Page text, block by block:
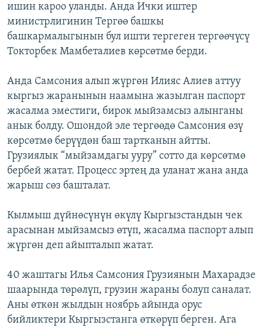
ЭЖЕ-СИҢДИЛЕР
АЗАТТЫК+
ОНЛАЙН ШЕРИНЕ
ЭЕ/АРнун бардык сайттары
ишин кароо уланды. Анда Ички иштер
министрлигинин Тергөө башкы
башкармалыгынын бул ишти тергеген тергөөчүсү
Токторбек Мамбеталиев көрсөтмө берди.
Анда Самсония алып жүргөн Илияс Алиев аттуу
кыргыз жаранынын наамына жазылган паспорт
жасалма эместиги, бирок мыйзамсыз алынганы
анык болду. Ошондой эле тергөөдө Самсония өзү
көрсөтмө берүүдөн баш тартканын айтты.
Грузиялык “мыйзамдагы ууру” сотто да көрсөтмө
бербей жатат. Процесс эртең да уланат жана анда
жарыш сөз башталат.
Кылмыш дүйнөсүнүн өкүлү Кыргызстандын чек
арасынан мыйзамсыз өтүп, жасалма паспорт алып
жүргөн деп айыпталып жатат.
40 жаштагы Илья Самсония Грузиянын Махарадзе
шаарында төрөлүп, грузин жараны болуп саналат.
Аны өткөн жылдын ноябрь айында орус
бийликтери Кыргызстанга өткөрүп берген. Ага